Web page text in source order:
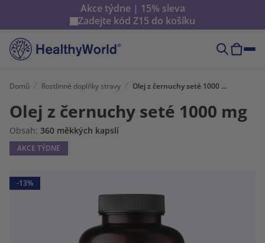
Akce týdne | 15% sleva
Zadejte kód Z15 do košíku
Domů Rostlinné doplňky stravy Olej z černuchy seté 1000 mg
Olej z černuchy seté 1000 mg
Obsah: 360 měkkých kapslí
AKCE TÝDNE
-13%